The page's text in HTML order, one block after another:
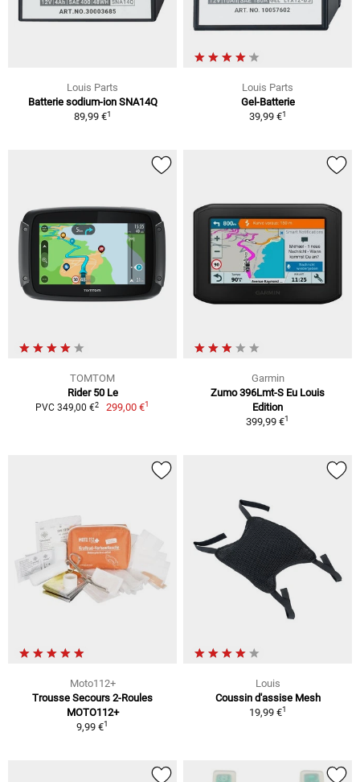
Louis Parts
Batterie sodium-ion SNA14Q
89,99 €1
Louis Parts
Gel-Batterie
39,99 €1
TOMTOM
Rider 50 Le
PVC 349,00 €2 299,00 €1
Garmin
Zumo 396Lmt-S Eu Louis
Edition
399,99 €1
Moto112+
Trousse Secours 2-Roules
MOTO112+
9,99 €1
Louis
Coussin d'assise Mesh
19,99 €1